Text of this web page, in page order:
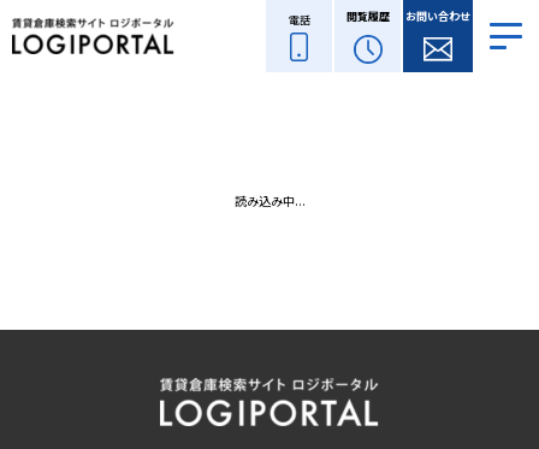
電話 閲覧履歴 お問い合わせ
読み込み中...